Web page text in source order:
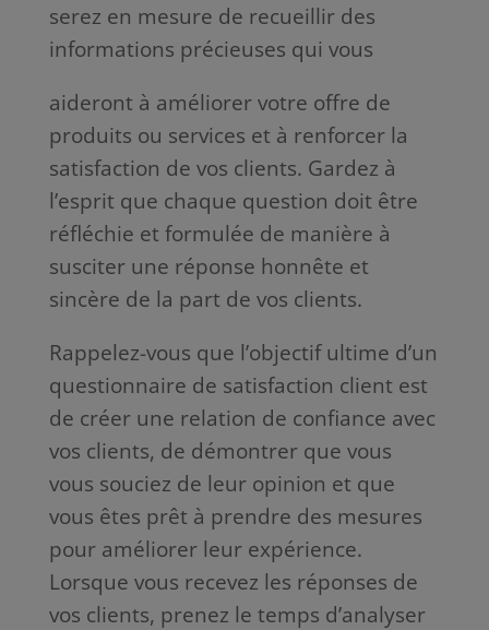
serez en mesure de recueillir des
informations précieuses qui vous
aideront à améliorer votre offre de
produits ou services et à renforcer la
satisfaction de vos clients. Gardez à
l’esprit que chaque question doit être
réfléchie et formulée de manière à
susciter une réponse honnête et
sincère de la part de vos clients.
Rappelez-vous que l’objectif ultime d’un
questionnaire de satisfaction client est
de créer une relation de confiance avec
vos clients, de démontrer que vous
vous souciez de leur opinion et que
vous êtes prêt à prendre des mesures
pour améliorer leur expérience.
Lorsque vous recevez les réponses de
vos clients, prenez le temps d’analyser